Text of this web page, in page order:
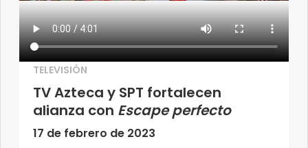
TELEVISIÓN
TV Azteca y SPT fortalecen
alianza con Escape perfecto
17 de febrero de 2023